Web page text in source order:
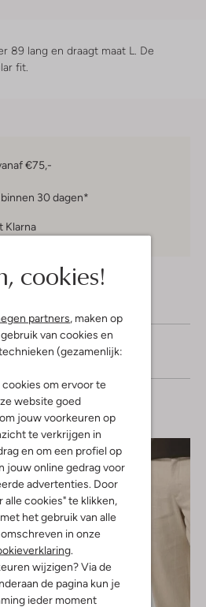
cookies!
partners, maken op
van cookies en
(gezamenlijk:
om ervoor te
website goed
jouw voorkeuren op
te verkrijgen in
en om een profiel op
jouw online gedrag voor
advertenties. Door
alle cookies" te klikken,
het gebruik van alle
in onze
.
wijzigen? Via de
de pagina kun je
ieder moment
89 lang en draagt maat L. De
fit
€75,-
binnen 30 dagen*
Klarna